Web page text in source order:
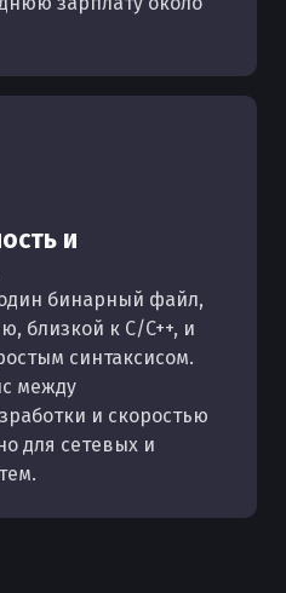
и
бинарный файл,
близкой к C/C++, и
синтаксисом.
между
и скоростью
для сетевых и